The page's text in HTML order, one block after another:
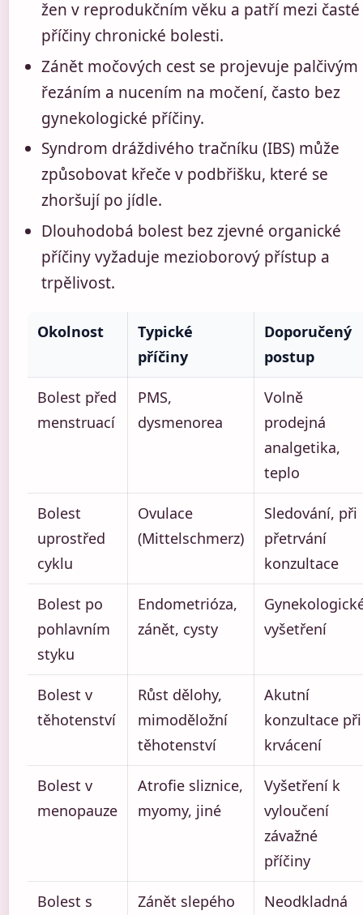
žen v reprodukčním věku a patří mezi časté
příčiny chronické bolesti.
Zánět močových cest se projevuje palčivým
řezáním a nucením na močení, často bez
gynekologické příčiny.
Syndrom dráždivého tračníku (IBS) může
způsobovat křeče v podbřišku, které se
zhoršují po jídle.
Dlouhodobá bolest bez zjevné organické
příčiny vyžaduje mezioborový přístup a
trpělivost.
Okolnost
Typické
příčiny
Doporučený
postup
Bolest před
menstruací
PMS,
dysmenorea
Volně
prodejná
analgetika,
teplo
Bolest
uprostřed
cyklu
Ovulace
(Mittelschmerz)
Sledování, při
přetrvání
konzultace
Bolest po
pohlavním
styku
Endometrióza,
zánět, cysty
vyšetření
Bolest v
těhotenství
Růst dělohy,
mimoděložní
těhotenství
Akutní
konzultace při
krvácení
Bolest v
menopauze
Atrofie sliznice,
myomy, jiné
Vyšetření k
vyloučení
závažné
příčiny
Bolest s
Zánět slepého
Neodkladná